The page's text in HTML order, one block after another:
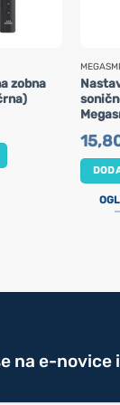
zobna
na e-novice